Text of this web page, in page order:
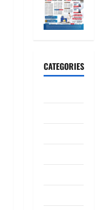
CATEGORIES